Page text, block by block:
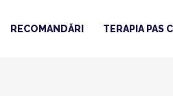
RECOMANDĂRI TERAPIA PAS